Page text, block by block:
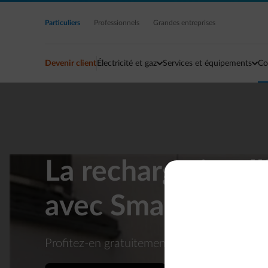
Accéder au contenu principal
Particuliers Professionnels Grandes entreprises
Devenir client Électricité et gaz Services et équipements
La recharge
avec Smart
Profitez-en gratuitement dans la Smart